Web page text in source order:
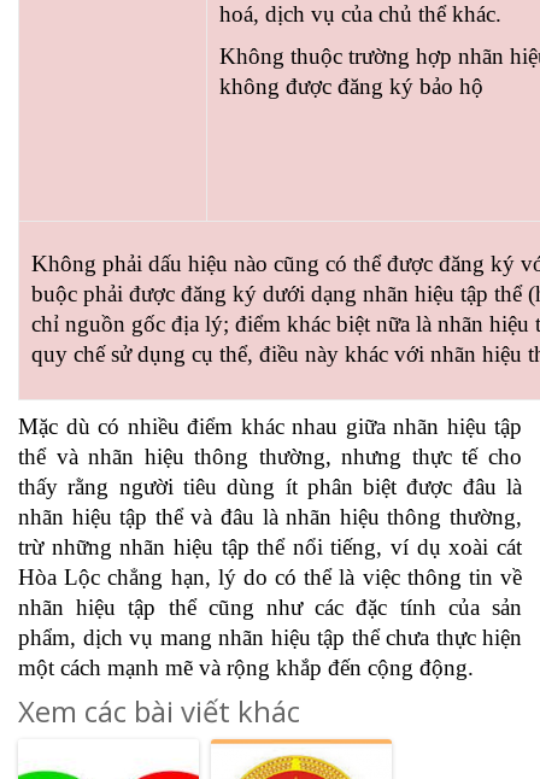
hoá, dịch vụ của chủ thể khác.
Không thuộc trường hợp nhãn
không được đăng ký bảo hộ
Không phải dấu hiệu nào cũng có thể được đăng ký
buộc phải được đăng ký dưới dạng nhãn hiệu tập thể
chỉ nguồn gốc địa lý; điểm khác biệt nữa là nhãn
quy chế sử dụng cụ thể, điều này khác với nhãn hiệu
Mặc dù có nhiều điểm khác nhau giữa nhãn hiệu tập
thể và nhãn hiệu thông thường, nhưng thực tế cho
thấy rằng người tiêu dùng ít phân biệt được đâu là
nhãn hiệu tập thể và đâu là nhãn hiệu thông thường,
trừ những nhãn hiệu tập thể nổi tiếng, ví dụ xoài cát
Hòa Lộc chẳng hạn, lý do có thể là việc thông tin về
nhãn hiệu tập thể cũng như các đặc tính của sản
phẩm, dịch vụ mang nhãn hiệu tập thể chưa thực hiện
một cách mạnh mẽ và rộng khắp đến cộng động.
Xem các bài viết khác